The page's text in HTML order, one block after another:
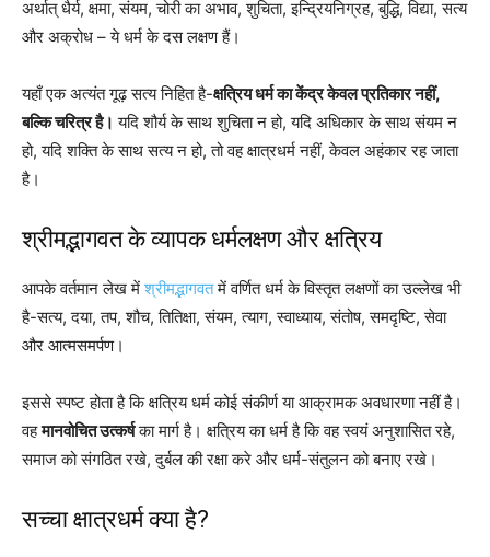
अर्थात् धैर्य, क्षमा, संयम, चोरी का अभाव, शुचिता, इन्द्रियनिग्रह, बुद्धि, विद्या, सत्य
और अक्रोध – ये धर्म के दस लक्षण हैं।
यहाँ एक अत्यंत गूढ़ सत्य निहित है-क्षत्रिय धर्म का केंद्र केवल प्रतिकार नहीं,
बल्कि चरित्र है। यदि शौर्य के साथ शुचिता न हो, यदि अधिकार के साथ संयम न
हो, यदि शक्ति के साथ सत्य न हो, तो वह क्षात्रधर्म नहीं, केवल अहंकार रह जाता
है।
श्रीमद्भागवतके व्यापक धर्मलक्षण और क्षत्रिय
आपके वर्तमान लेख मेंश्रीमद्भागवतमें वर्णित धर्म के विस्तृत लक्षणों का उल्लेख भी
है-सत्य, दया, तप, शौच, तितिक्षा, संयम, त्याग, स्वाध्याय, संतोष, समदृष्टि, सेवा
और आत्मसमर्पण।
इससे स्पष्ट होता है कि क्षत्रिय धर्म कोई संकीर्ण या आक्रामक अवधारणा नहीं है।
वहमानवोचित उत्कर्षका मार्ग है। क्षत्रिय का धर्म है कि वह स्वयं अनुशासित रहे,
समाज को संगठित रखे, दुर्बल की रक्षा करे और धर्म-संतुलन को बनाए रखे।
सच्चाक्षात्रधर्मक्या है?